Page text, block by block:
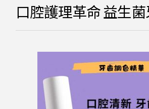
口腔護理革命 益生